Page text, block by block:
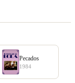
Pecados
1984